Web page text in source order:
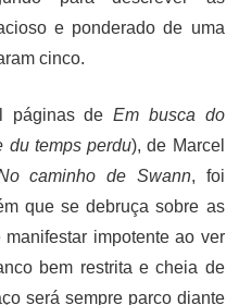
e ponderado de uma
cinco.
páginas deEm busca do
du temps perdu), de Marcel
caminho de Swann, foi
que se debruça sobre as
impotente ao ver
bem restrita e cheia de
será sempre parco diante